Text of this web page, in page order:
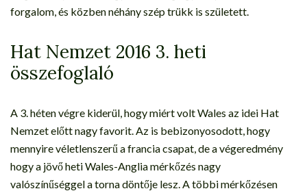
forgalom, és közben néhány szép trükk is született.
Hat Nemzet 2016 3. heti
összefoglaló
A 3. héten végre kiderül, hogy miért volt Wales az idei Hat
Nemzet előtt nagy favorit. Az is bebizonyosodott, hogy
mennyire véletlenszerű a francia csapat, de a végeredmény
hogy a jövő heti Wales-Anglia mérkőzés nagy
valószínűséggel a torna döntője lesz. A többi mérkőzésen